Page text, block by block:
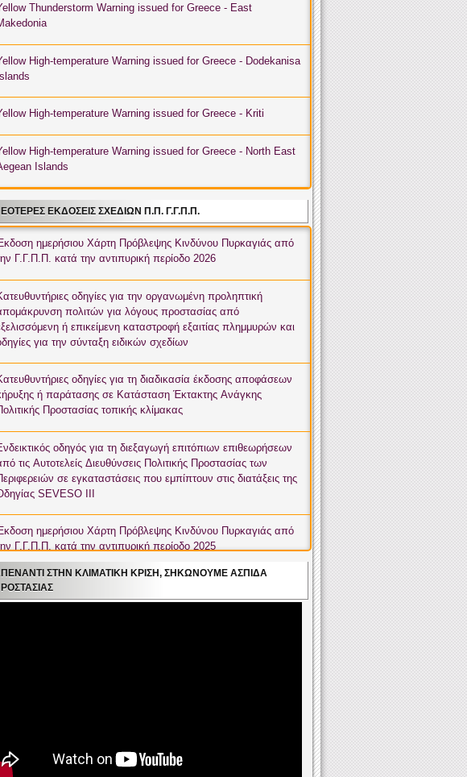
High-temperature Warning issued for Greece - Dodekanisa
High-temperature Warning issued for Greece - Kriti
High-temperature Warning issued for Greece - North East
Islands
High-temperature Warning issued for Greece - Ionion
High-temperature Warning issued for Greece - Attiki
High-temperature Warning issued for Greece - West
High-temperature Warning issued for Greece - East
High-temperature Warning issued for Greece - West
Thunderstorm Warning issued for Greece - Epirus
Thunderstorm Warning issued for Greece - West
ΕΚΔΌΣΕΙΣ ΣΧΕΔΊΩΝ Π.Π. Γ.Γ.Π.Π.
ημερήσιου Χάρτη Πρόβλεψης Κινδύνου Πυρκαγιάς από
Γ.Γ.Π.Π. κατά την αντιπυρική περίοδο 2026
οδηγίες για την οργανωμένη προληπτική
πολιτών για λόγους προστασίας από
ή επικείμενη καταστροφή εξαιτίας πλημμυρών και
για την σύνταξη ειδικών σχεδίων
οδηγίες για τη διαδικασία έκδοσης αποφάσεων
ή παράτασης σε Κατάσταση Έκτακτης Ανάγκης
Προστασίας τοπικής κλίμακας
οδηγός για τη διεξαγωγή επιτόπιων επιθεωρήσεων
τις Αυτοτελείς Διευθύνσεις Πολιτικής Προστασίας των
σε εγκαταστάσεις που εμπίπτουν στις διατάξεις της
SEVESO III
ημερήσιου Χάρτη Πρόβλεψης Κινδύνου Πυρκαγιάς από
Γ.Γ.Π.Π. κατά την αντιπυρική περίοδο 2025
ΣΤΗΝ ΚΛΙΜΑΤΙΚΉ ΚΡΊΣΗ, ΣΗΚΏΝΟΥΜΕ ΑΣΠΊΔΑ